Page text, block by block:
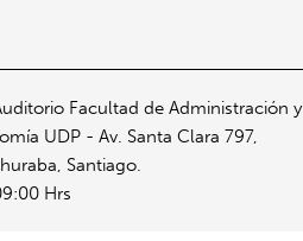
Facultad de Administración y
UDP - Av. Santa Clara 797,
Santiago.
Hrs